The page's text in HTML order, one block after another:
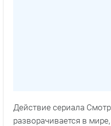
Действие сериала
разворачивается в